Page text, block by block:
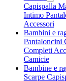
Capispalla
Intimo
Accessori
Bambini e
Pantaloncini
Completi
Camicie
Bambine e
Scarpe